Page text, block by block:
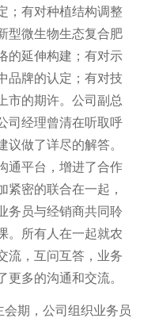
；有对种植结构调整
型微生物生态复合肥
的延伸构建；有对示
品牌的认定；有对技
市的期许。公司副总
司经理曾清在听取呼
做了详尽的解答。
通平台，增进了合作
密的联合在一起，
务员与经销商共同聆
。所有人在一起就农
流，互问互答，业务
多的沟通和交流。
期，公司组织业务员